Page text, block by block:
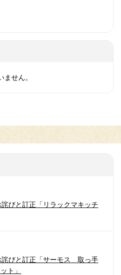
せん。
びと訂正「リラックマキッチ
詫びと訂正「サーモス 取っ手
ト」